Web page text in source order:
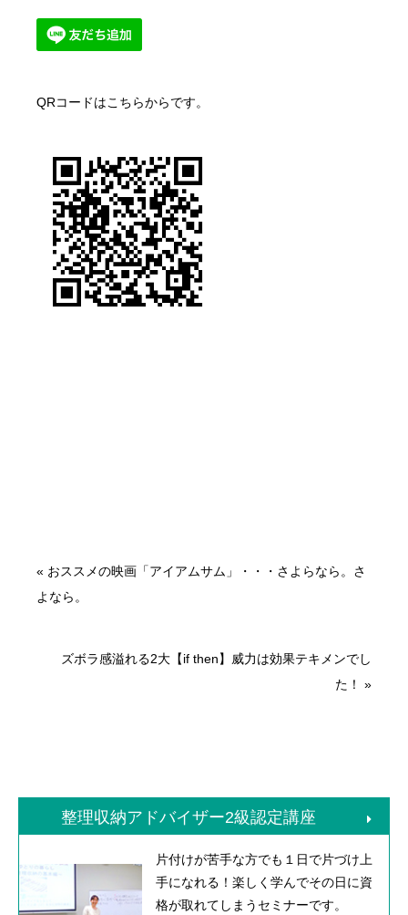
QRコードはこちらからです。
« おススメの映画「アイアムサム」・・・さよらなら。さ
よなら。
ズボラ感溢れる2大【if then】威力は効果テキメンでし
た！
»
整理収納アドバイザー2級認定講座
片付けが苦手な方でも１日で片づけ上
手になれる！楽しく学んでその日に資
格が取れてしまうセミナーです。